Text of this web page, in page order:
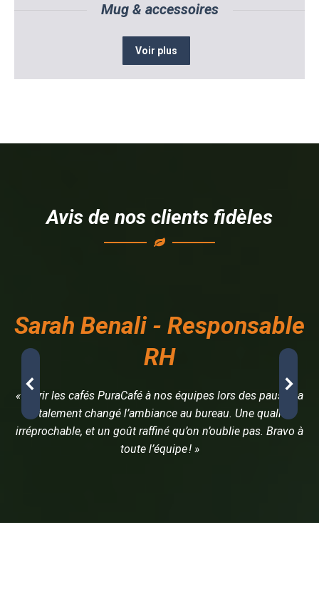
Mug & accessoires
Voir plus
Avis de nos clients fidèles
Sarah Benali - Responsable
RH
« Offrir les cafés PuraCafé à nos équipes lors des pauses a
totalement changé l’ambiance au bureau. Une qualité
irréprochable, et un goût raffiné qu’on n’oublie pas. Bravo à
toute l’équipe ! »